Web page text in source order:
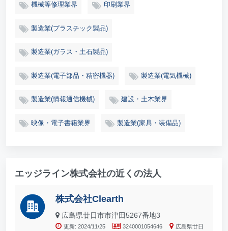
機械等修理業界 印刷業界
製造業(プラスチック製品)
製造業(ガラス・土石製品)
製造業(電子部品・精密機器) 製造業(電気機械)
製造業(情報通信機械) 建設・土木業界
映像・電子書籍業界 製造業(家具・装備品)
エッジライン株式会社の近くの法人
株式会社Clearth
広島県廿日市市津田5267番地3
更新: 2024/11/25 3240001054646
広島県廿日